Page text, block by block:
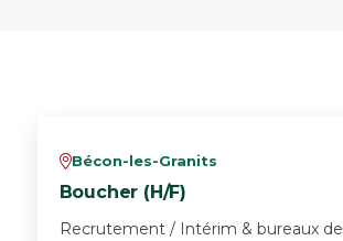
vBécon-les-Granits
Boucher (H/F)
Recrutement / Intérim & bureaux de